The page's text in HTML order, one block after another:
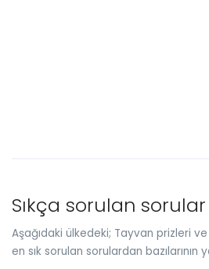
Sıkça sorulan sorular
Aşağıdaki ülkedeki; Tayvan prizleri
en sık sorulan sorulardan bazılarının